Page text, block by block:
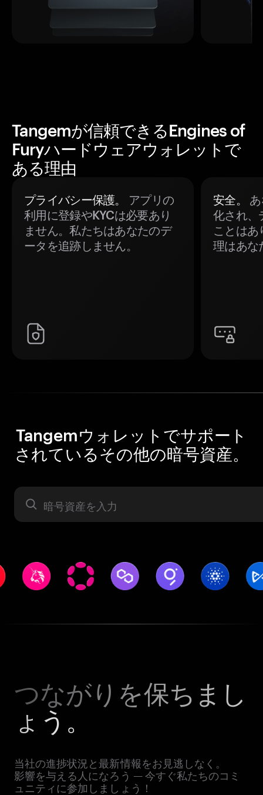
Tangemが信頼できるEngines of
Furyハードウェアウォレットで
ある理由
プライバシー保護。
アプリの
利用に登録やKYCは必要あり
ません。私たちはあなたのデ
ータを追跡しません。
安全。
化され、
ことはあ
理はあな
Tangemウォレットでサポート
されているその他の暗号資産。
暗号資産
つながりを保ちまし
ょう。
当社の進捗状況と最新情報をお見逃しなく。
影響を与える人になろう — 今すぐ私たちのコミ
ュニティに参加しましょう！